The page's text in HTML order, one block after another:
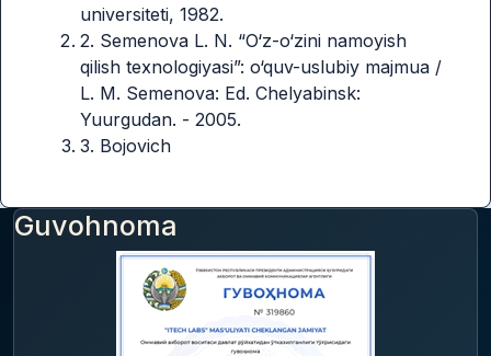
universiteti, 1982.
2. Semenova L. N. “O‘z-o‘zini namoyish
qilish texnologiyasi”: o‘quv-uslubiy majmua /
L. M. Semenova: Ed. Chelyabinsk:
Yuurgudan. - 2005.
3. Bojovich
Guvohnoma